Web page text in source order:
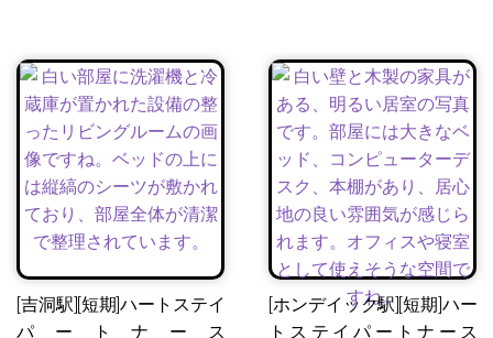
[吉洞駅][短期]ハートステイ
パートナース
[ホンデイック駅][短期]ハー
トステイパートナース